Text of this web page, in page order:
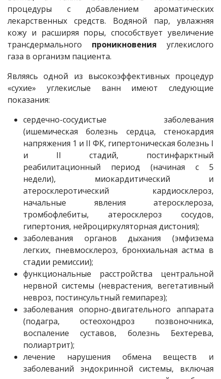
процедуры с добавлением ароматических
лекарственных средств. Водяной пар, увлажняя
кожу и расширяя поры, способствует увеличение
трансдермального проникновения углекислого
газа в организм пациента.
Являясь одной из высокоэффективных процедур
«сухие» углекислые ванн имеют следующие
показания:
сердечно-сосудистые заболевания
(ишемическая болезнь сердца, стенокардия
напряжения 1 и II ФК, гипертоническая болезнь I
и II стадий, постинфарктный
реабилитационный период (начиная с 5
недели), миокардитический и
атеросклеротический кардиосклероз,
начальные явления атеросклероза,
тромбофлебиты, атеросклероз сосудов,
гипертония, нейроциркуляторная дистония);
заболевания органов дыхания (эмфизема
легких, пневмосклероз, бронхиальная астма в
стадии ремиссии);
функциональные расстройства центральной
нервной системы (неврастения, вегетативный
невроз, постинсультный гемипарез);
заболевания опорно-двигательного аппарата
(подагра, остеохондроз позвоночника,
воспаление суставов, болезнь Бехтерева,
полиартрит);
лечение нарушения обмена веществ и
заболеваний эндокринной системы, включая